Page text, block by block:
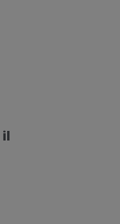
il